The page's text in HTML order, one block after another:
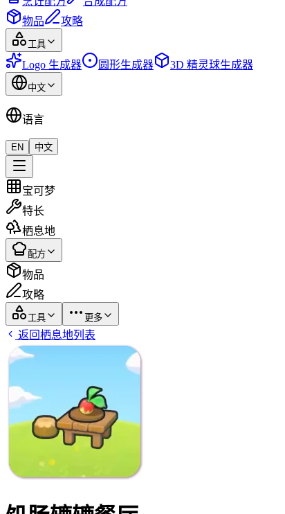
物品
攻略
工具
Logo 生成器 圆形生成器 3D 精灵球生成器
中文
语言
EN 中文
宝可梦
特长
栖息地
配方
物品
攻略
工具 更多
返回栖息地列表